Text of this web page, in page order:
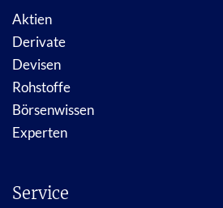
Aktien
Derivate
Devisen
Rohstoffe
Börsenwissen
Experten
Service